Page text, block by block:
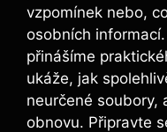
vzpomínek ‌nebo,
osobních⁤
přinášíme
ukáže, jak
neurčené soubory,
obnovu. Připravte